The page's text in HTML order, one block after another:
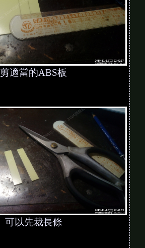
剪適當的ABS板
可以先裁長條